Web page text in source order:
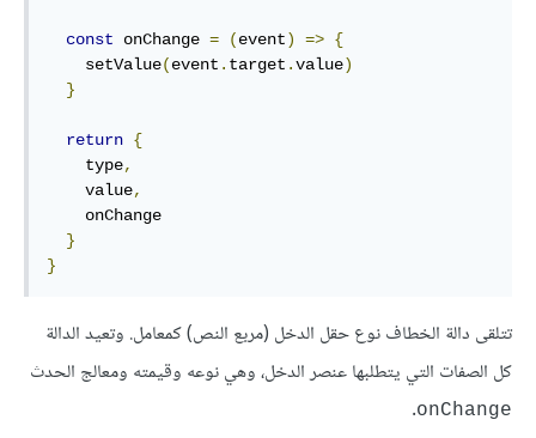
const onChange = (event) => {
    setValue
(event . target .value)
}
return {
    type
,
    value
,
}
}
تتلقى دالة الخطاف نوع حقل الدخل (مربع النص) كمعامل. وتعيد الدالة
كل الصفات التي يتطلبها عنصر الدخل، وهي نوعه وقيمته ومعالج الحدث
onChange
.